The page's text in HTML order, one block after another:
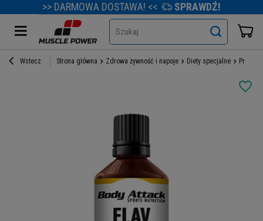
>> DARMOWA DOSTAWA! << SPRAWDŹ!
Szukaj
Wstecz Strona główna Zdrowa żywność i napoje Diety specjalne